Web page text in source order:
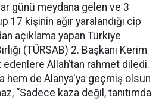
günü meydana gelen ve 3
17 kişinin ağır yaralandığı cip
açıklama yapan Türkiye
(TÜRSAB) 2. Başkanı Kerim
edenlere Allah’tan rahmet diledi.
hem de Alanya'ya geçmiş olsun
“Sadece kaza değil, tanıtımda